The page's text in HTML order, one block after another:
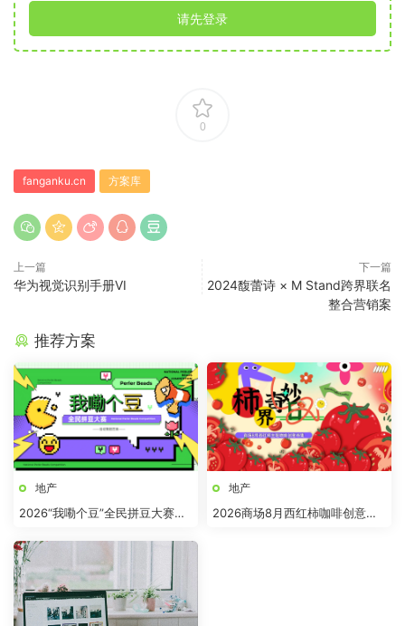
请先登录
0
fanganku.cn 方案库
上一篇
华为视觉识别手册VI
下一篇
2024馥蕾诗 × M Stand跨界联名
整合营销案
推荐方案
地产
2026“我嘞个豆”全民拼豆大赛主
地产
2026商场8月西红柿咖啡创意市